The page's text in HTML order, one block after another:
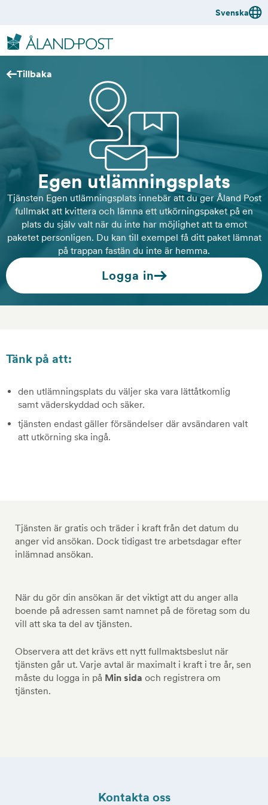
main
Svenska
w
w
.
a
l
a
n
d
p
t
.
a
x
Tillbaka
Egen utlämningsplats
Tjänsten Egen utlämningsplats innebär att du ger Åland Post
fullmakt att kvittera och lämna ett utkörningspaket på en
plats du själv valt när du inte har möjlighet att ta emot
paketet personligen. Du kan till exempel få ditt paket lämnat
på trappan fastän du inte är hemma.
Logga in
Tänk på att:
den utlämningsplats du väljer ska vara lättåtkomlig
samt väderskyddad och säker.
tjänsten endast gäller försändelser där avsändaren valt
att utkörning ska ingå.
Tjänsten är gratis och träder i kraft från det datum du
anger vid ansökan. Dock tidigast tre arbetsdagar efter
inlämnad ansökan.
När du gör din ansökan är det viktigt att du anger alla
boende på adressen samt namnet på de företag som du
vill att ska ta del av tjänsten.
Observera att det krävs ett nytt fullmaktsbeslut när
tjänsten går ut. Varje avtal är maximalt i kraft i tre år, sen
måste du logga in på Min sida och registrera om
tjänsten.
Kontakta oss